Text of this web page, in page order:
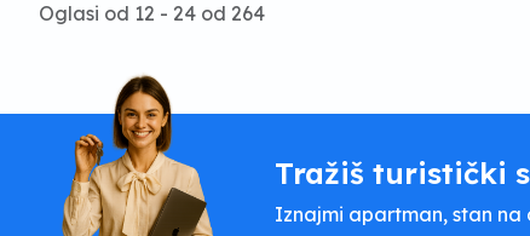
Oglasi od 12 - 24 od 264
Tražiš turistički
Iznajmi apartman, stan na